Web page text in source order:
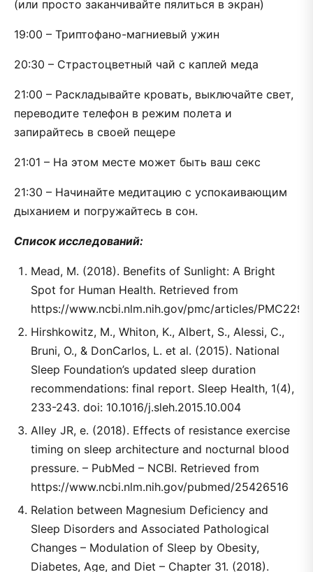
(или просто заканчивайте пялиться в экран)
19:00 – Триптофано-магниевый ужин
20:30 – Страстоцветный чай с каплей меда
21:00 – Раскладывайте кровать, выключайте свет,
переводите телефон в режим полета и
запирайтесь в своей пещере
21:01 – На этом месте может быть ваш секс
21:30 – Начинайте медитацию с успокаивающим
дыханием и погружайтесь в сон.
Список исследований:
Mead, M. (2018). Benefits of Sunlight: A Bright
Spot for Human Health. Retrieved from
https://www.ncbi.nlm.nih.gov/pmc/articles/
Hirshkowitz, M., Whiton, K., Albert, S., Alessi, C.,
Bruni, O., & DonCarlos, L. et al. (2015). National
Sleep Foundation’s updated sleep duration
recommendations: final report. Sleep Health, 1(4),
233-243. doi: 10.1016/j.sleh.2015.10.004
Alley JR, e. (2018). Effects of resistance exercise
timing on sleep architecture and nocturnal blood
pressure. – PubMed – NCBI. Retrieved from
https://www.ncbi.nlm.nih.gov/pubmed/25426516
Relation between Magnesium Deficiency and
Sleep Disorders and Associated Pathological
Changes – Modulation of Sleep by Obesity,
Diabetes, Age, and Diet – Chapter 31. (2018).